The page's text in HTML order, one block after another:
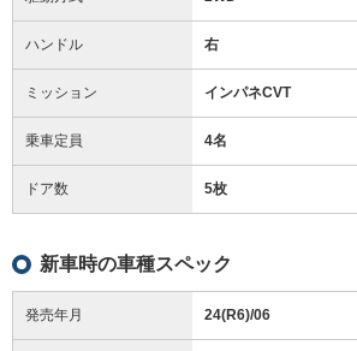
ハンドル 右
ミッション インパネCVT
乗車定員 4名
ドア数 5枚
新車時の車種スペック
発売年月 24(R6)/06